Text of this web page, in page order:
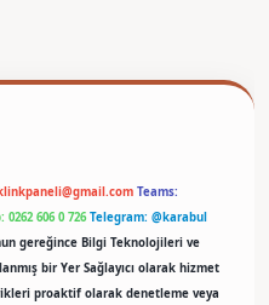
Teams:
606 0 726 Telegram: @karabul
gereğince Bilgi Teknolojileri ve
bir Yer Sağlayıcı olarak hizmet
proaktif olarak denetleme veya